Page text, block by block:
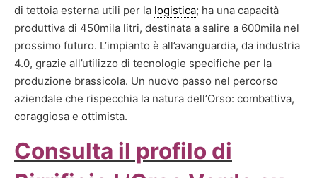
di tettoia esterna utili per la logistica; ha una capacità
produttiva di 450mila litri, destinata a salire a 600mila nel
prossimo futuro. L’impianto è all’avanguardia, da industria
4.0, grazie all’utilizzo di tecnologie specifiche per la
produzione brassicola. Un nuovo passo nel percorso
aziendale che rispecchia la natura dell’Orso: combattiva,
coraggiosa e ottimista.
Consulta il profilo di